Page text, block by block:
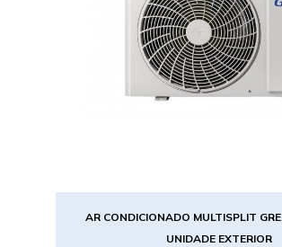
AR CONDICIONADO MULTISPLIT
UNIDADE EXTERIOR